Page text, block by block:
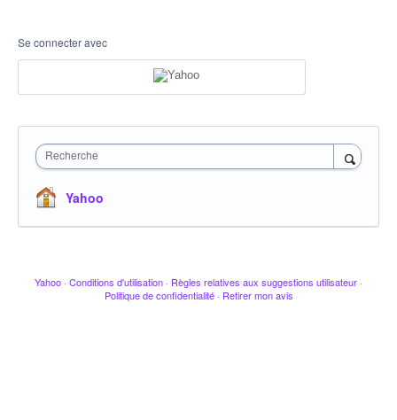
Se connecter avec
Recherche
Yahoo
Yahoo · Conditions d'utilisation · Règles relatives aux suggestions utilisateur ·
Politique de confidentialité · Retirer mon avis